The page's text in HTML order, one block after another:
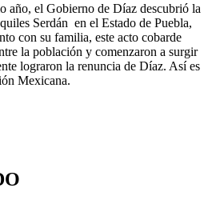
año, el Gobierno de Díaz descubrió la
Serdán en el Estado de Puebla,
con su familia, este acto cobarde
la población y comenzaron a surgir
lograron la renuncia de Díaz. Así es
Mexicana.